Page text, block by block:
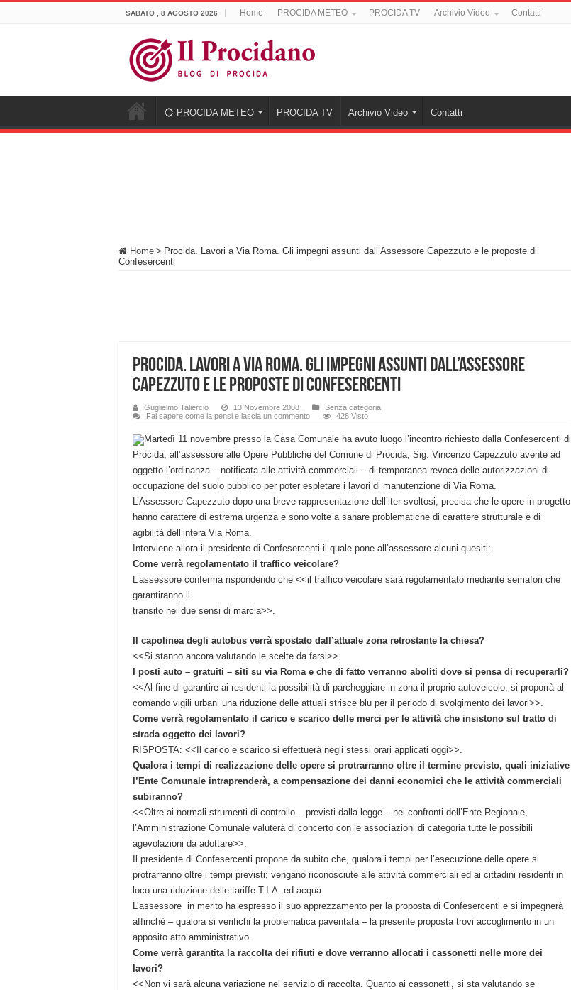
SABATO , 8 AGOSTO 2026 Home PROCIDA METEO PROCIDA TV Archivio Video Contatti
PROCIDA METEO PROCIDA TV Archivio Video Contatti
Home > Procida. Lavori a Via Roma. Gli impegni assunti dall’Assessore Capezzuto e le proposte di
Confesercenti
Procida. Lavori a Via Roma. Gli impegni assunti dall’Assessore
Capezzuto e le proposte di Confesercenti
Guglielmo Taliercio 13 Novembre 2008
Senza categoria
Fai sapere come la pensi e lascia un commento
428 Visto
Martedì 11 novembre presso la Casa Comunale ha avuto luogo l’incontro richiesto dalla Confesercenti di
Procida, all’assessore alle Opere Pubbliche del Comune di Procida, Sig. Vincenzo Capezzuto avente ad
oggetto l’ordinanza – notificata alle attività commerciali – di temporanea revoca delle autorizzazioni di
occupazione del suolo pubblico per poter espletare i lavori di manutenzione di Via Roma.
L’Assessore Capezzuto dopo una breve rappresentazione dell’iter svoltosi, precisa che le opere in progetto
hanno carattere di estrema urgenza e sono volte a sanare problematiche di carattere strutturale e di
agibilità dell’intera Via Roma.
Interviene allora il presidente di Confesercenti il quale pone all’assessore alcuni quesiti:
Come verrà regolamentato il traffico veicolare?
L’assessore conferma rispondendo che <<il traffico veicolare sarà regolamentato mediante semafori che
garantiranno il
transito nei due sensi di marcia>>.
Il capolinea degli autobus verrà spostato dall’attuale zona retrostante la chiesa?
<<Si stanno ancora valutando le scelte da farsi>>.
I posti auto – gratuiti – siti su via Roma e che di fatto verranno aboliti dove si pensa di recuperarli?
<<Al fine di garantire ai residenti la possibilità di parcheggiare in zona il proprio autoveicolo, si proporrà al
comando vigili urbani una riduzione delle attuali strisce blu per il periodo di svolgimento dei lavori>>.
Come verrà regolamentato il carico e scarico delle merci per le attività che insistono sul tratto di
strada oggetto dei lavori?
RISPOSTA: <<Il carico e scarico si effettuerà negli stessi orari applicati oggi>>.
Qualora i tempi di realizzazione delle opere si protrarranno oltre il termine previsto, quali iniziative
l’Ente Comunale intraprenderà, a compensazione dei danni economici che le attività commerciali
subiranno?
<<Oltre ai normali strumenti di controllo – previsti dalla legge – nei confronti dell’Ente Regionale,
l’Amministrazione Comunale valuterà di concerto con le associazioni di categoria tutte le possibili
agevolazioni da adottare>>.
Il presidente di Confesercenti propone da subito che, qualora i tempi per l’esecuzione delle opere si
protrarranno oltre i tempi previsti; vengano riconosciute alle attività commerciali ed ai cittadini residenti in
loco una riduzione delle tariffe T.I.A. ed acqua.
L’assessore in merito ha espresso il suo apprezzamento per la proposta di Confesercenti e si impegnerà
affinchè – qualora si verifichi la problematica paventata – la presente proposta trovi accoglimento in un
apposito atto amministrativo.
Come verrà garantita la raccolta dei rifiuti e dove verranno allocati i cassonetti nelle more dei
lavori?
<<Non vi sarà alcuna variazione nel servizio di raccolta. Quanto ai cassonetti, si sta valutando se